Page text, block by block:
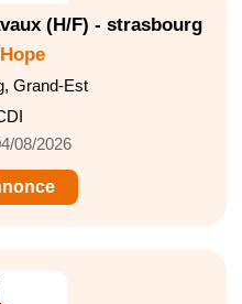
(H/F) - strasbourg
Grand-Est
08/2026